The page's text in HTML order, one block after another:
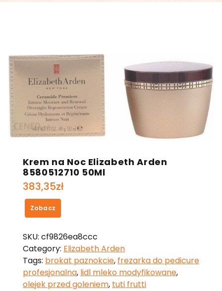
Krem na Noc Elizabeth Arden
8580512710 50Ml
383,35zł
Zobacz
SKU: cf9826ea8ccc
Category: Elizabeth Arden
Tags: brokat paznokcie, frezarka do pedicure
profesjonalna, lidl mleko modyfikowane,
olejek przed goleniem, tuti frutti